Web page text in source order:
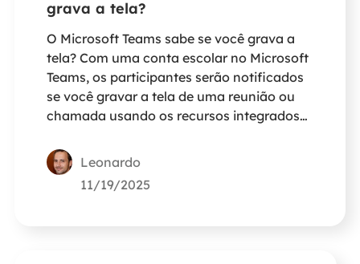
grava a tela?
O Microsoft Teams sabe se você grava a
tela? Com uma conta escolar no Microsoft
Teams, os participantes serão notificados
se você gravar a tela de uma reunião ou
chamada usando os recursos integrados
Leonardo
11/19/2025